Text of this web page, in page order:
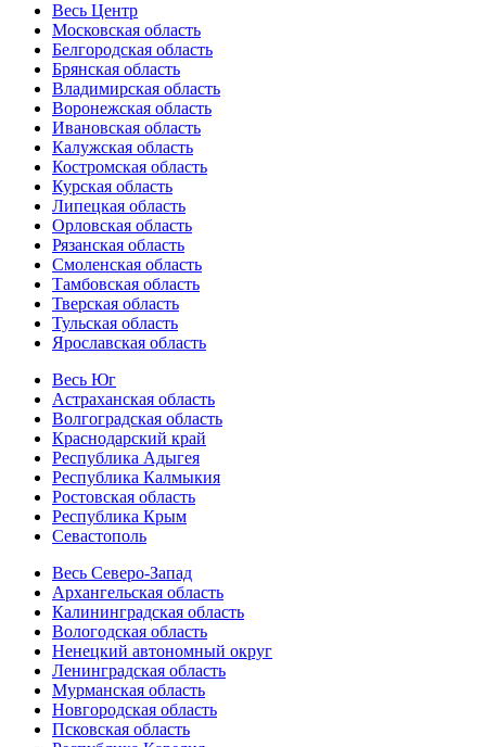
Весь Центр
Московская область
Белгородская область
Брянская область
Владимирская область
Воронежская область
Ивановская область
Калужская область
Костромская область
Курская область
Липецкая область
Орловская область
Рязанская область
Смоленская область
Тамбовская область
Тверская область
Тульская область
Ярославская область
Весь Юг
Астраханская область
Волгоградская область
Краснодарский край
Республика Адыгея
Республика Калмыкия
Ростовская область
Республика Крым
Севастополь
Весь Северо-Запад
Архангельская область
Калининградская область
Вологодская область
Ненецкий автономный округ
Ленинградская область
Мурманская область
Новгородская область
Псковская область